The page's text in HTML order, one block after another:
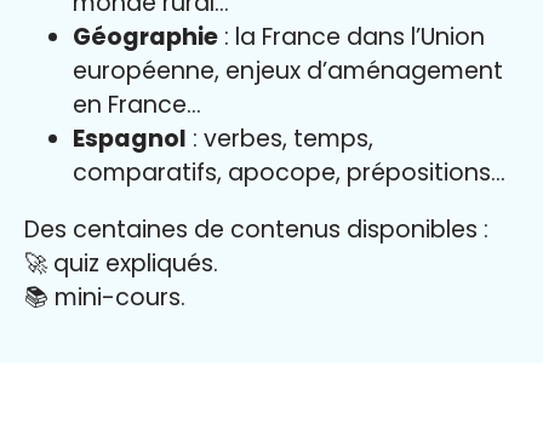
Géographie : la France dans l’Union
européenne, enjeux d’aménagement
en France…
Espagnol : verbes, temps,
comparatifs, apocope, prépositions…
Des centaines de contenus disponibles :
🚀 quiz expliqués.
📚 mini-cours.